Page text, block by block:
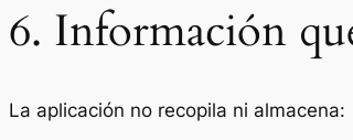
6. Información
La aplicación no recopila ni almacena: